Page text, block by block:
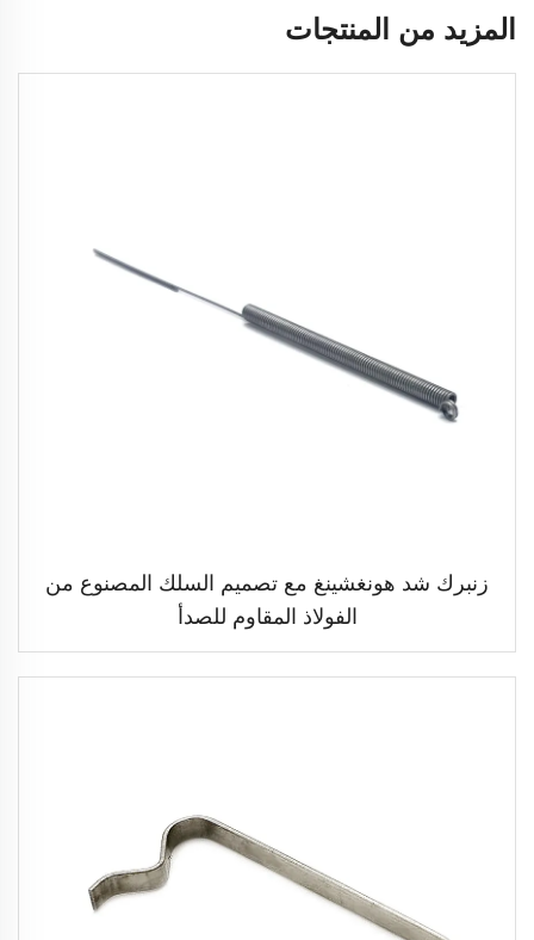
المزيد من المنتجات
زنبرك شد هونغشينغ مع تصميم السلك المصنوع من
الفولاذ المقاوم للصدأ